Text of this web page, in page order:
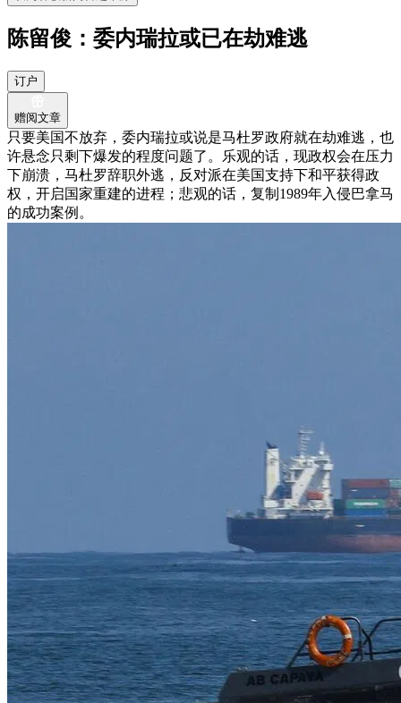
陈留俊：委内瑞拉或已在劫难逃
订户
赠阅文章
只要美国不放弃，委内瑞拉或说是马杜罗政府就在劫难逃，也
许悬念只剩下爆发的程度问题了。乐观的话，现政权会在压力
下崩溃，马杜罗辞职外逃，反对派在美国支持下和平获得政
权，开启国家重建的进程；悲观的话，复制1989年入侵巴拿马
的成功案例。